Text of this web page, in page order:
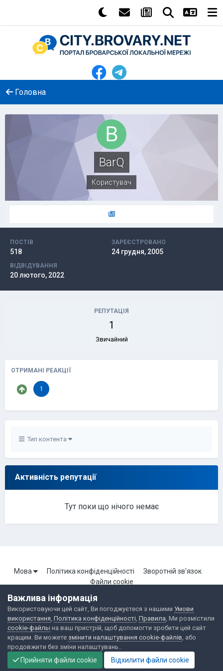
Головна
BarQ
Користувач
ПОСТІВ
518
ЗАРЕЄСТРОВАНО
24 грудня, 2005
ВІДВІДУВАННЯ
20 лютого, 2022
РЕПУТАЦІЯ
1
Звичайний
ОТРИМАНІ РЕАКЦІЇ
1
Тип контента
Активність репутації
Тут поки що нічого немає
Мова Політика конфіденційності
Зворотній зв'язок
Файли cookie
Портал Броварської локальної мережі. Всі права захищені.
Powered by Invision Community
Важлива інформація
Використовуючи цей сайт, Ви погоджуєтеся з нашими Умови
використання Політика конфіденційності Правила , Ми розмістили
cookie-файлы на ваш пристрій, щоб допомогти зробити цей сайт
кращим. Ви можете змінити налаштування cookie-файлів , або
продовжити без зміни налаштувань..
Прийняти файли cookie Відхилити файли cookie